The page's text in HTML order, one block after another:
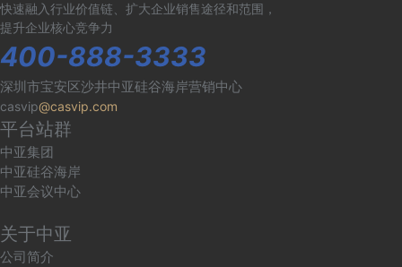
快速融入行业价值链、扩大企业销售途径和范围，
提升企业核心竞争力
400-888-3333
深圳市宝安区沙井中亚硅谷海岸营销中心
casvip@casvip.com
平台站群
中亚集团
中亚硅谷海岸
中亚会议中心
关于中亚
公司简介